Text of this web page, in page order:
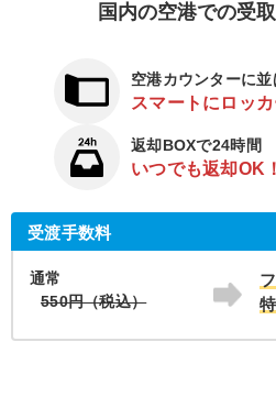
国内の空港での受
空港カウンターに並
スマートにロッ
返却BOXで24時間
いつでも返却OK！
受渡手数料
通常
550円（税込）